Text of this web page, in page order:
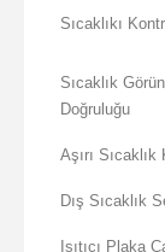
Sıcaklıkı
Sıcaklık
Doğruluğu
Aşırı Sıcaklık
Dış Sıcaklık
Isıtıcı Plaka